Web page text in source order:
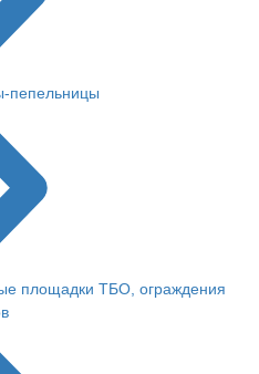
пепельницы
площадки ТБО, ограждения